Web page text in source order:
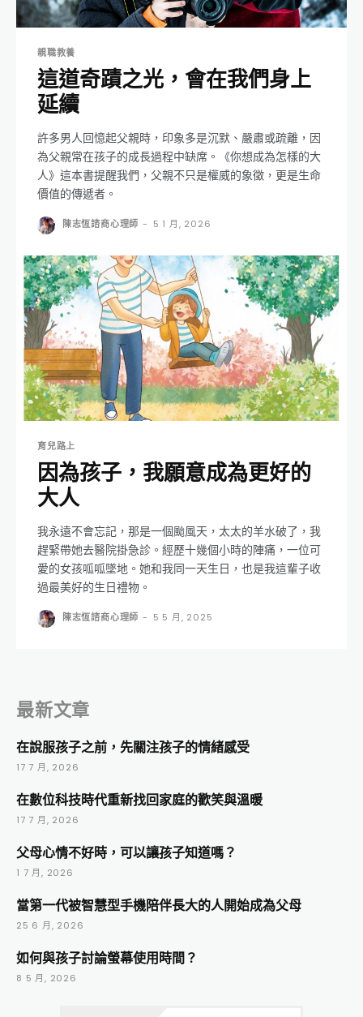
親職教養
這道奇蹟之光，會在我們身上
延續
許多男人回憶起父親時，印象多是沉默、嚴肅或疏離，因
為父親常在孩子的成長過程中缺席。《你想成為怎樣的大
人》這本書提醒我們，父親不只是權威的象徵，更是生命
價值的傳遞者。
陳志恆諮商心理師 - 5 1 月, 2026
育兒路上
因為孩子，我願意成為更好的
大人
我永遠不會忘記，那是一個颱風天，太太的羊水破了，我
趕緊帶她去醫院掛急診。經歷十幾個小時的陣痛，一位可
愛的女孩呱呱墜地。她和我同一天生日，也是我這輩子收
過最美好的生日禮物。
陳志恆諮商心理師 - 5 5 月, 2025
最新文章
在說服孩子之前，先關注孩子的情緒感受
17 7 月, 2026
在數位科技時代重新找回家庭的歡笑與溫暖
17 7 月, 2026
父母心情不好時，可以讓孩子知道嗎？
1 7 月, 2026
當第一代被智慧型手機陪伴長大的人開始成為父母
25 6 月, 2026
如何與孩子討論螢幕使用時間？
8 5 月, 2026